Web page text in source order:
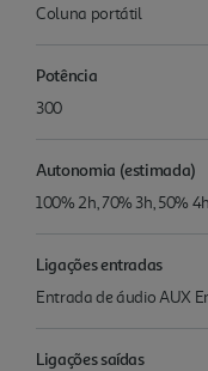
Coluna portátil
Potência
300
Autonomia (estimada)
100% 2h, 70% 3h, 50% 4h
Ligações entradas
Entrada de áudio AUX
Ligações saídas